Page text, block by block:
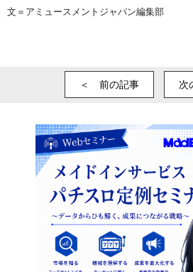
文＝アミュースメントジャパン編集部
＜ 前の記事 次